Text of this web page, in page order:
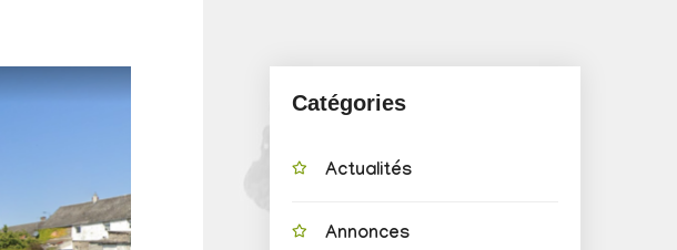
Catégories
Actualités
Annonces